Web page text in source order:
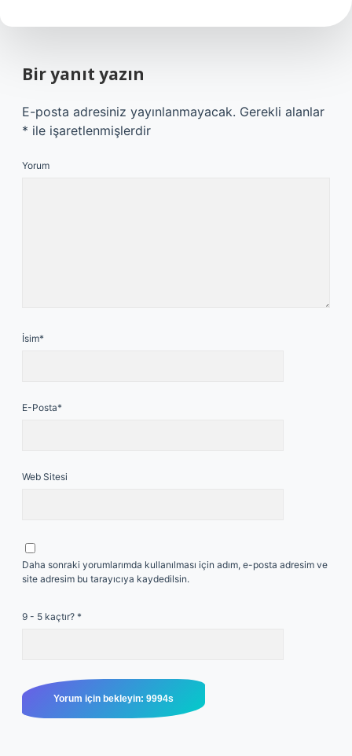
Bir yanıt yazın
E-posta adresiniz yayınlanmayacak. Gerekli alanlar
* ile işaretlenmişlerdir
Yorum
İsim*
E-Posta*
Web Sitesi
Daha sonraki yorumlarımda kullanılması için adım, e-posta adresim ve
site adresim bu tarayıcıya kaydedilsin.
9 - 5 kaçtır? *